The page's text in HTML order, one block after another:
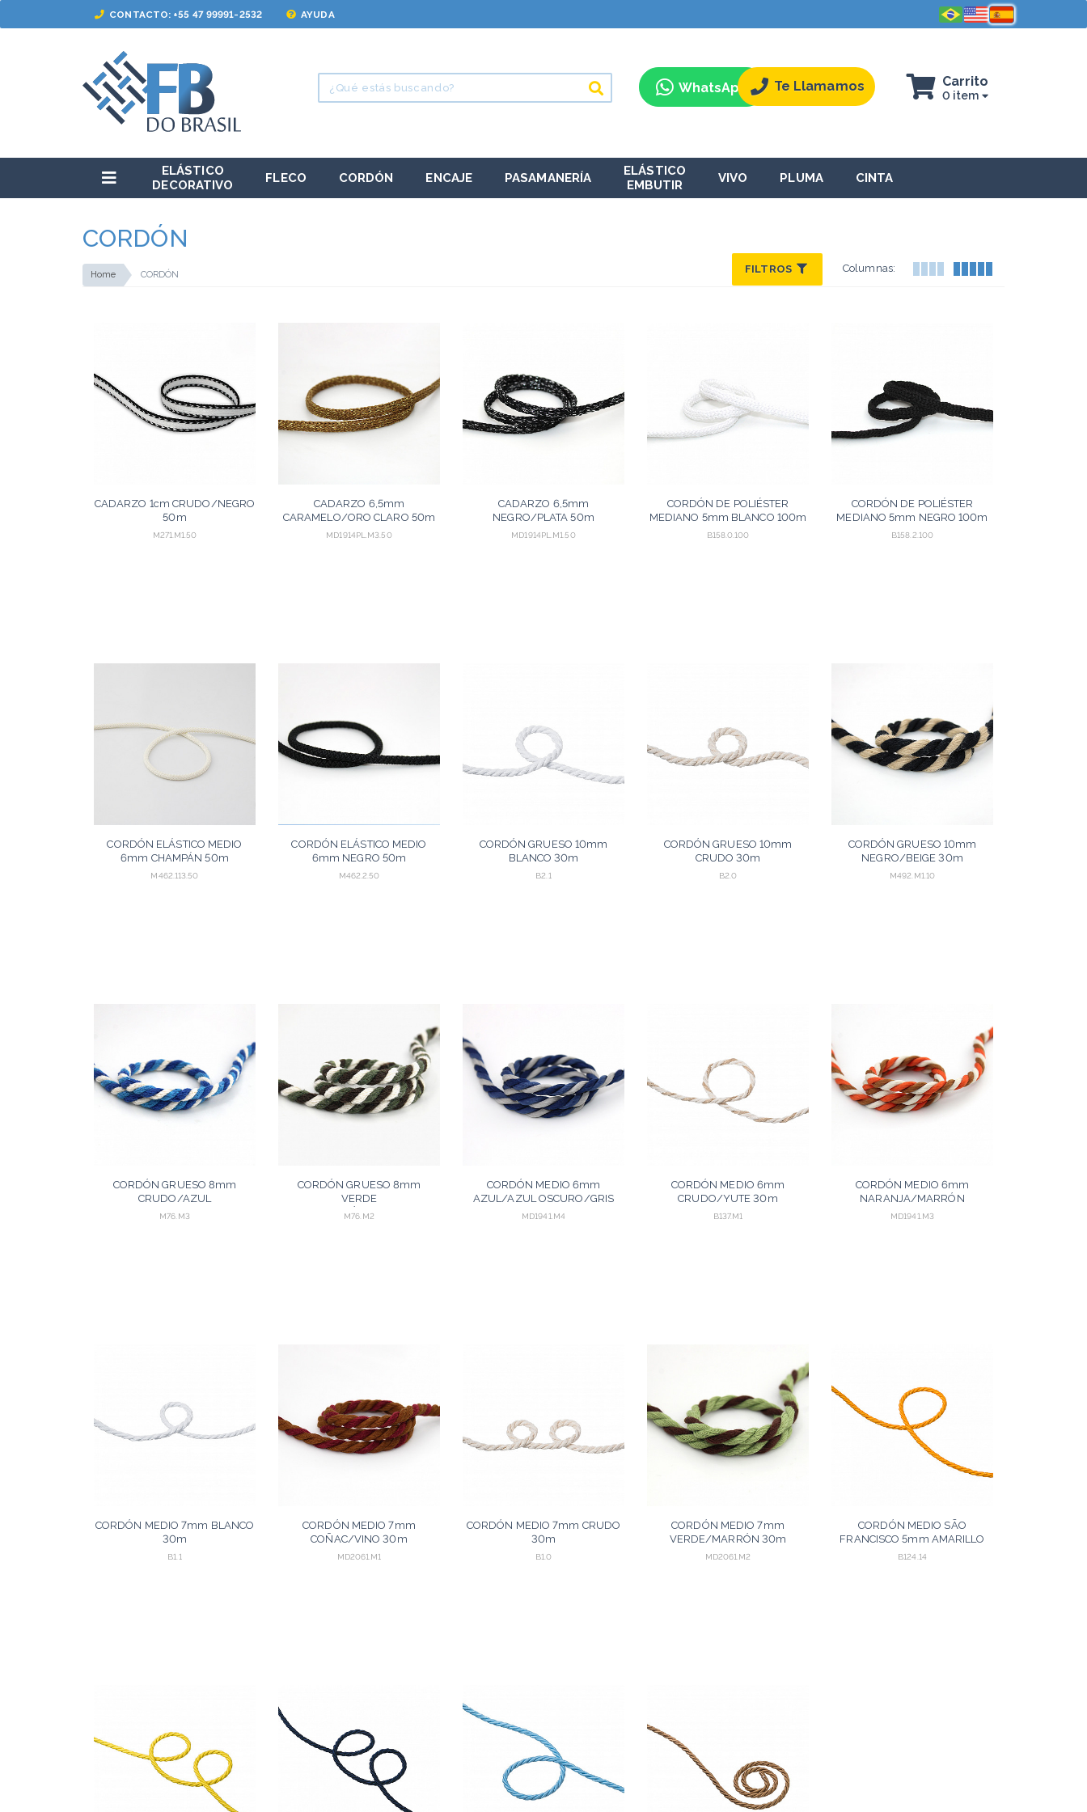
CONTACTO: +55 47 99991-2532 AYUDA
Carrito
0 item
Te Llamamos
WhatsApp
ELÁSTICO
DECORATIVO
FLECO CORDÓN ENCAJE PASAMANERÍA
ELÁSTICO
EMBUTIR
VIVO PLUMA CINTA
CORDÓN
Home CORDÓN
Columnas:
FILTROS
CADARZO 1cm CRUDO/NEGRO
50m
M271.M1.50
CADARZO 6,5mm
CARAMELO/ORO CLARO 50m
MD1914PL.M3.50
CADARZO 6,5mm
NEGRO/PLATA 50m
MD1914PL.M1.50
CORDÓN DE POLIÉSTER
MEDIANO 5mm BLANCO 100m
B158.0.100
CORDÓN DE POLIÉSTER
MEDIANO 5mm NEGRO 100m
B158.2.100
CORDÓN ELÁSTICO MEDIO
6mm CHAMPÁN 50m
M462.113.50
CORDÓN ELÁSTICO MEDIO
6mm NEGRO 50m
M462.2.50
CORDÓN GRUESO 10mm
BLANCO 30m
B2.1
CORDÓN GRUESO 10mm
CRUDO 30m
B2.0
CORDÓN GRUESO 10mm
NEGRO/BEIGE 30m
M492.M1.10
CORDÓN GRUESO 8mm
CRUDO/AZUL
TURQUESA/AZUL REAL 10m
M76.M3
CORDÓN GRUESO 8mm
VERDE
OLIVA/MARRÓN/CRUDO 10m
M76.M2
CORDÓN MEDIO 6mm
AZUL/AZUL OSCURO/GRIS
MEDIO 30m
MD1941.M4
CORDÓN MEDIO 6mm
CRUDO/YUTE 30m
B137.M1
CORDÓN MEDIO 6mm
NARANJA/MARRÓN
MEDIO/ARENA 30m
MD1941.M3
CORDÓN MEDIO 7mm BLANCO
30m
B1.1
CORDÓN MEDIO 7mm
COÑAC/VINO 30m
MD2061.M1
CORDÓN MEDIO 7mm CRUDO
30m
B1.0
CORDÓN MEDIO 7mm
VERDE/MARRÓN 30m
MD2061.M2
CORDÓN MEDIO SÃO
FRANCISCO 5mm AMARILLO
30m
B124.14